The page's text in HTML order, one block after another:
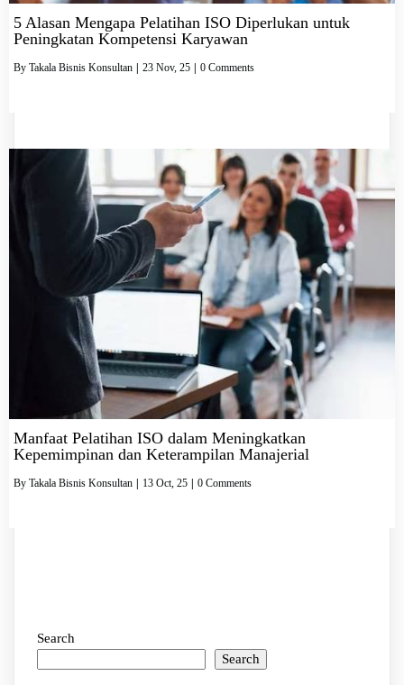
5 Alasan Mengapa Pelatihan ISO Diperlukan untuk
Peningkatan Kompetensi Karyawan
By Takala Bisnis Konsultan 23 Nov, 25 0 Comments
Manfaat Pelatihan ISO dalam Meningkatkan
Kepemimpinan dan Keterampilan Manajerial
By Takala Bisnis Konsultan | 13 Oct, 25 | 0 Comments
Search
Search